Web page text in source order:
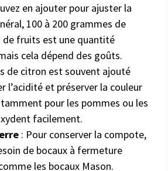
en ajouter pour ajuster la
100 à 200 grammes de
de fruits est une quantité
cela dépend des goûts.
de citron est souvent ajouté
l’acidité et préserver la couleur
pour les pommes ou les
facilement.
: Pour conserver la compote,
de bocaux à fermeture
les bocaux Mason.